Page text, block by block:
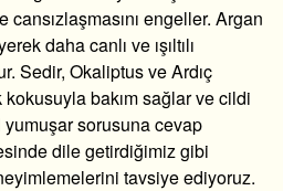
cansızlaşmasını engeller. Argan
daha canlı ve ışıltılı
Sedir, Okaliptus ve Ardıç
bakım sağlar ve cildi
yumuşar sorusuna cevap
dile getirdiğimiz gibi
tavsiye ediyoruz.